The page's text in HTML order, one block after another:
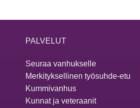
PALVELUT
Seuraa vanhukselle
Merkityksellinen työsuhde-etu
Kummivanhus
Kunnat ja veteraanit